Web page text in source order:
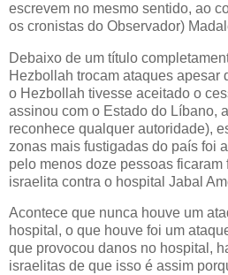
escrevem no mesmo sentido, ao
os cronistas do Observador)
Debaixo de um título
Hezbollah trocam ataques apesar
o Hezbollah tivesse aceitado o
assinou com o Estado do Líbano,
reconhece qualquer autoridade),
zonas mais fustigadas do país foi
pelo menos doze pessoas ficaram
israelita contra o hospital Jabal
Acontece que nunca houve um
hospital, o que houve foi um
que provocou danos no hospital,
israelitas de que isso é assim